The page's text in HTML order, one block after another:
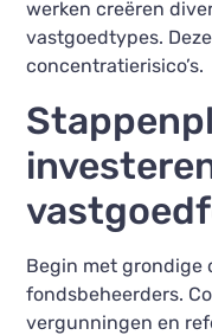
werken creëren
vastgoedtypes.
concentratierisico’s.
Begin met grondige
fondsbeheerders.
vergunningen en